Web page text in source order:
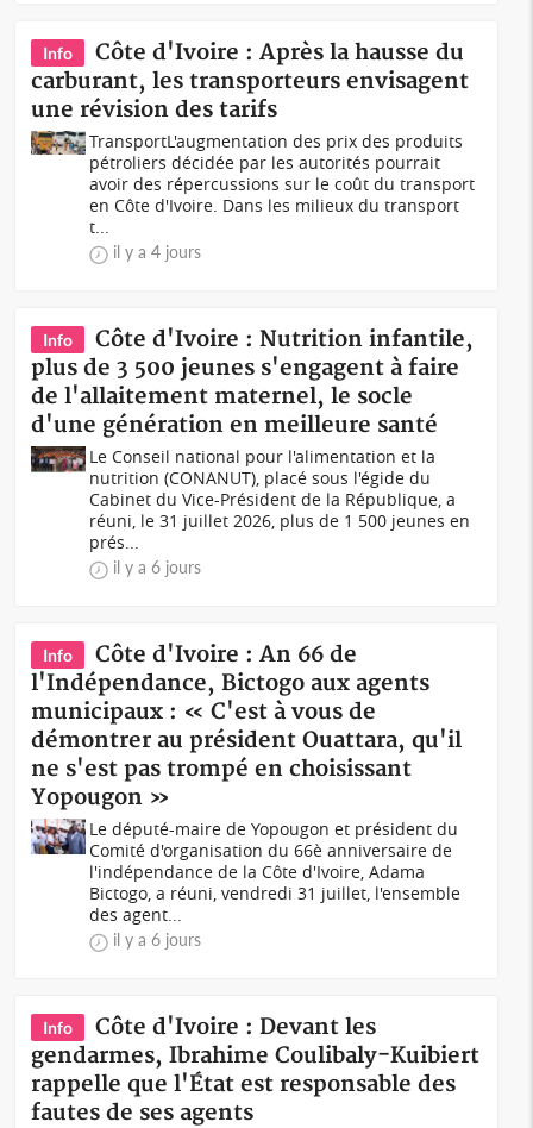
Info
Côte d'Ivoire : Après la hausse du
carburant, les transporteurs envisagent
une révision des tarifs
TransportL'augmentation des prix des produits
pétroliers décidée par les autorités pourrait
avoir des répercussions sur le coût du transport
en Côte d'Ivoire. Dans les milieux du transport
t...
il y a 4 jours
Info
Côte d'Ivoire : Nutrition infantile,
plus de 3 500 jeunes s'engagent à faire
de l'allaitement maternel, le socle
d'une génération en meilleure santé
Le Conseil national pour l'alimentation et la
nutrition (CONANUT), placé sous l'égide du
Cabinet du Vice-Président de la République, a
réuni, le 31 juillet 2026, plus de 1 500 jeunes en
prés...
il y a 6 jours
Info
Côte d'Ivoire : An 66 de
l'Indépendance, Bictogo aux agents
municipaux : « C'est à vous de
démontrer au président Ouattara, qu'il
ne s'est pas trompé en choisissant
Yopougon »
Le député-maire de Yopougon et président du
Comité d'organisation du 66è anniversaire de
l'indépendance de la Côte d'Ivoire, Adama
Bictogo, a réuni, vendredi 31 juillet, l'ensemble
des agent...
il y a 6 jours
Info
Côte d'Ivoire : Devant les
gendarmes, Ibrahime Coulibaly-Kuibiert
rappelle que l'État est responsable des
fautes de ses agents